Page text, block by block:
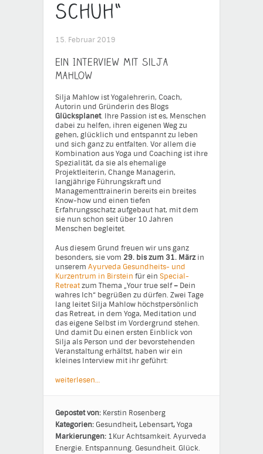
Schuh“
15. Februar 2019
Ein Interview mit Silja
Mahlow
Silja Mahlow ist Yogalehrerin, Coach,
Autorin und Gründerin des Blogs
Glücksplanet. Ihre Passion ist es, Menschen
dabei zu helfen, ihren eigenen Weg zu
gehen, glücklich und entspannt zu leben
und sich ganz zu entfalten. Vor allem die
Kombination aus Yoga und Coaching ist ihre
Spezialität, da sie als ehemalige
Projektleiterin, Change Managerin,
langjährige Führungskraft und
Managementtrainerin bereits ein breites
Know-how und einen tiefen
Erfahrungsschatz aufgebaut hat, mit dem
sie nun schon seit über 10 Jahren
Menschen begleitet.
Aus diesem Grund freuen wir uns ganz
besonders, sie vom 29. bis zum 31. Märzin
unserem Ayurveda Gesundheits- und
Kurzentrum in Birstein für ein Special-
Retreatzum Thema „Your true self– Dein
wahres Ich“ begrüßen zu dürfen. Zwei Tage
lang leitet Silja Mahlow höchstpersönlich
das Retreat, in dem Yoga, Meditation und
das eigene Selbst im Vordergrund stehen.
Und damit Du einen ersten Einblick von
Silja als Person und der bevorstehenden
Veranstaltung erhältst, haben wir ein
kleines Interview mit ihr geführt:
weiterlesen…
Gepostet von: Kerstin Rosenberg
Kategorien: Gesundheit, Lebensart,Yoga
Markierungen: 1KurAchtsamkeit. Ayurveda
Energie. Entspannung. Gesundheit. Glück.